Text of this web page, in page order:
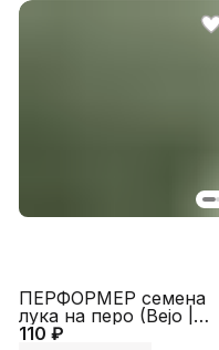
110 ₽
ПЕРФОРМЕР семена
лука на перо (Bejo |
Alexagro)